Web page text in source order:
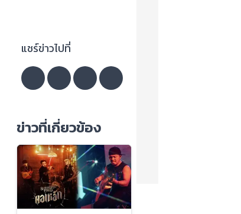
แชร์ข่าวไปที่
ข่าวที่เกี่ยวข้อง